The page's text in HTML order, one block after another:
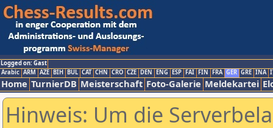
Logged on: Gast
Arabic ARM AZE BIH BUL CAT CHN CRO CZE DEN ENG ESP FAI FIN FRA GER GRE INA
Home TurnierDB Meisterschaft Foto-Galerie Meldekartei
Hinweis: Um die